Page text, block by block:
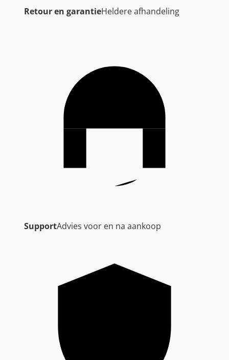
Retour en garantieHeldere afhandeling
SupportAdvies voor en na aankoop